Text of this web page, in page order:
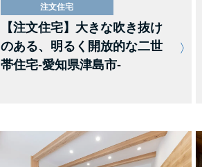
注文住宅
【注文住宅】大きな吹き抜け
のある、明るく開放的な二世
帯住宅-愛知県津島市-